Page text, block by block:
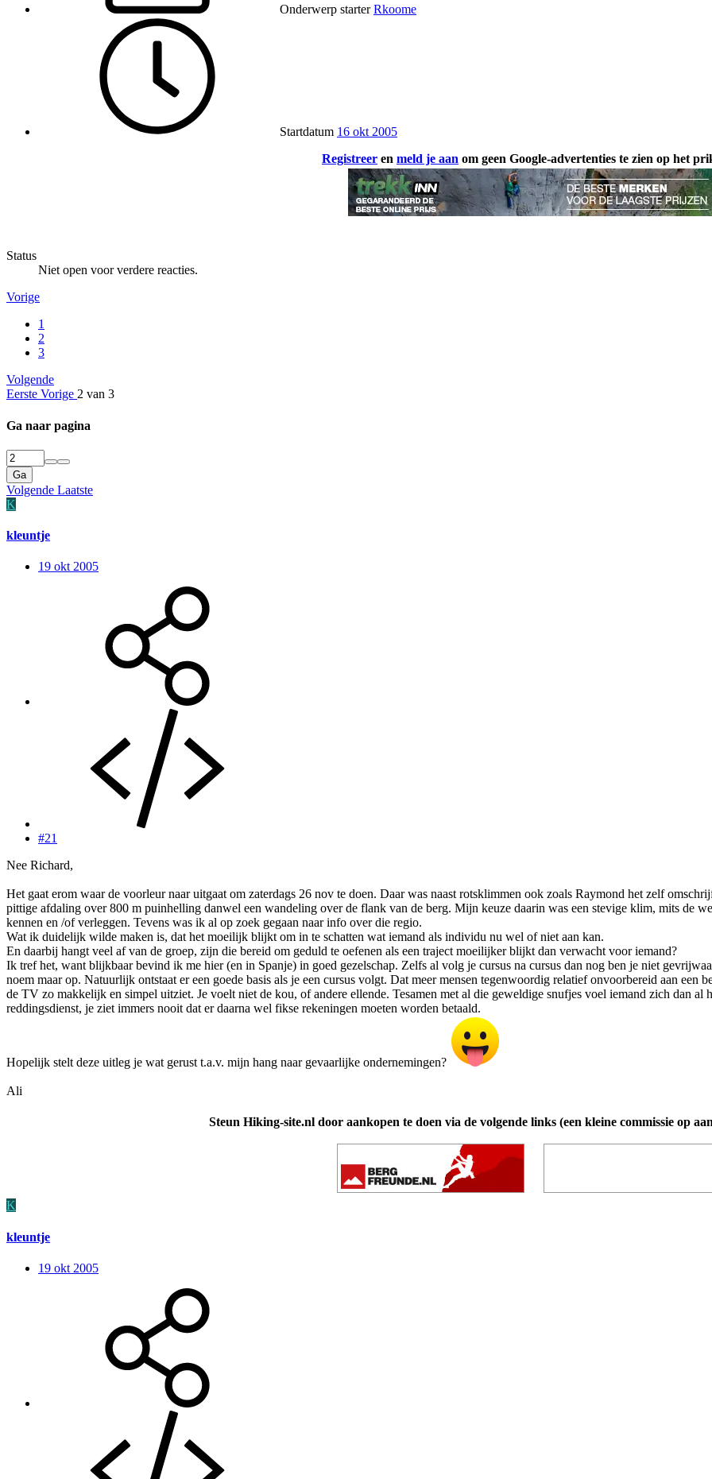
Onderwerp starter Rkoome
Startdatum 16 okt 2005
Registreer en meld je aan om geen Google-advertenties te zien op het
Status
Niet open voor verdere reacties.
Vorige
1
2
3
Volgende
Eerste Vorige 2 van 3
Ga naar pagina
Ga
Volgende Laatste
K
kleuntje
19 okt 2005
#21
Nee Richard,
Het gaat erom waar de voorleur naar uitgaat om zaterdags 26 nov te doen. Daar was naast rotsklimmen ook zoals Raymond het zelf
pittige afdaling over 800 m puinhelling danwel een wandeling over de flank van de berg. Mijn keuze daarin was een stevige klim, mits de
kennen en /of verleggen. Tevens was ik al op zoek gegaan naar info over die regio.
Wat ik duidelijk wilde maken is, dat het moeilijk blijkt om in te schatten wat iemand als individu nu wel of niet aan kan.
En daarbij hangt veel af van de groep, zijn die bereid om geduld te oefenen als een traject moeilijker blijkt dan verwacht voor iemand?
Ik tref het, want blijkbaar bevind ik me hier (en in Spanje) in goed gezelschap. Zelfs al volg je cursus na cursus dan nog ben je niet
noem maar op. Natuurlijk ontstaat er een goede basis als je een cursus volgt. Dat meer mensen tegenwoordig relatief onvoorbereid aan
de TV zo makkelijk en simpel uitziet. Je voelt niet de kou, of andere ellende. Tesamen met al die geweldige snufjes voel iemand zich dan al
reddingsdienst, je ziet immers nooit dat er daarna wel fikse rekeningen moeten worden betaald.
Hopelijk stelt deze uitleg je wat gerust t.a.v. mijn hang naar gevaarlijke ondernemingen?
Ali
Steun Hiking-site.nl door aankopen te doen via de volgende links (een kleine commissie op
K
kleuntje
19 okt 2005